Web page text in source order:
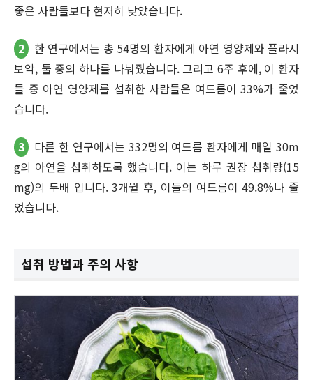
좋은 사람들보다 현저히 낮았습니다.
2
한 연구에서는 총 54명의 환자에게 아연 영양제와 플라시
보약, 둘 중의 하나를 나눠줬습니다. 그리고 6주 후에, 이 환자
들 중 아연 영양제를 섭취한 사람들은 여드름이 33%가 줄었
습니다.
3
다른 한 연구에서는 332명의 여드름 환자에게 매일 30m
g의 아연을 섭취하도록 했습니다. 이는 하루 권장 섭취량(15
mg)의 두배 입니다. 3개월 후, 이들의 여드름이 49.8%나 줄
었습니다.
섭취 방법과 주의 사항